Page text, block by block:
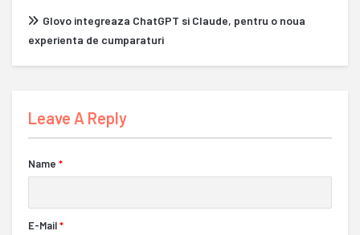
Glovo integreaza ChatGPT si Claude, pentru o noua
experienta de cumparaturi
Leave A Reply
Name *
E-Mail*